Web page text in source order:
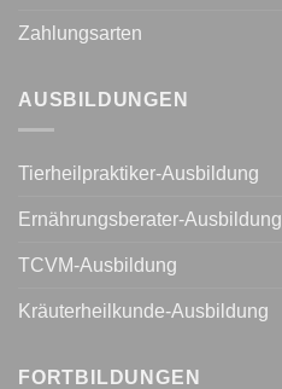
Zahlungsarten
AUSBILDUNGEN
Tierheilpraktiker-Ausbildung
Ernährungsberater-Ausbildung
TCVM-Ausbildung
Kräuterheilkunde-Ausbildung
FORTBILDUNGEN